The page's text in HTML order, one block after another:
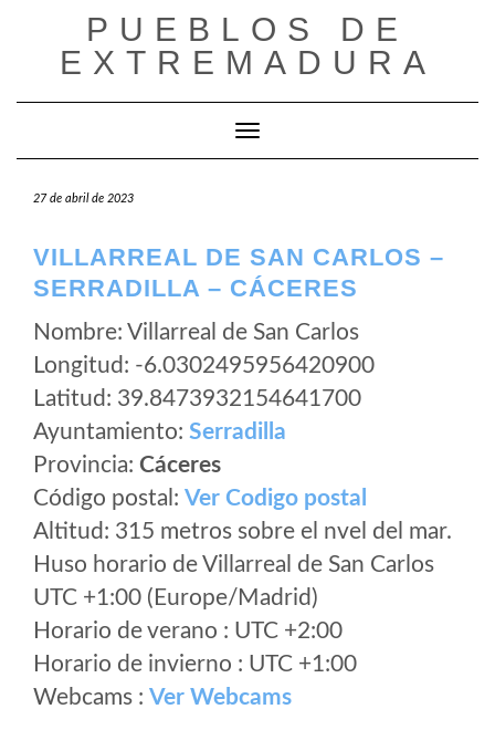
contenido
PUEBLOS DE
EXTREMADURA
Cambiar modo de navegación
27 de abril de 2023
VILLARREAL DE SAN CARLOS –
SERRADILLA – CÁCERES
Nombre: Villarreal de San Carlos
Longitud: -6.0302495956420900
Latitud: 39.8473932154641700
Ayuntamiento: Serradilla
Provincia: Cáceres
Código postal: Ver Codigo postal
Altitud: 315 metros sobre el nvel del mar.
Huso horario de Villarreal de San Carlos
UTC +1:00 (Europe/Madrid)
Horario de verano : UTC +2:00
Horario de invierno : UTC +1:00
Webcams : Ver Webcams